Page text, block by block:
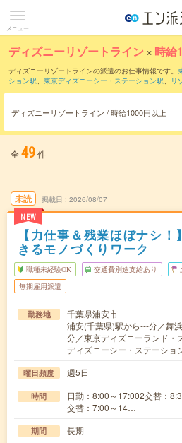
メニュー
ディズニーリゾートライン × 時給
ディズニーリゾートラインの派遣のお仕事情報です。
ション駅、 東京ディズニーシー・ステーション駅、
リ
などのお仕事を
・単発などの期間や、 職種未経験OKなどのこだわり
ディズニーリゾートライン / 時給1000円以上
全 49件
未読
NEW
掲載日 2026/08/07
【力仕事＆残業ほぼナシ
きるモノづくりワーク
職種未経験OK 交通費別途支給あり
無期雇用派遣
勤務地
千葉県浦安市
浦安(千葉県)駅から---分／舞
分／東京ディズニーランド・
ディズニーシー・ステーショ
曜日頻度 週5日
時間
日勤：8:00～17:002交替：
交替：7:00～14…
期間 長期